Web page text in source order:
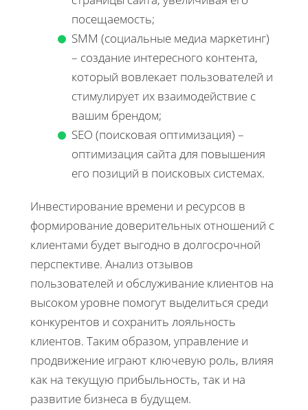
посещаемость;
SMM (социальные медиа маркетинг)
– создание интересного контента,
который вовлекает пользователей и
стимулирует их взаимодействие с
вашим брендом;
SEO (поисковая оптимизация) –
оптимизация сайта для повышения
его позиций в поисковых системах.
Инвестирование времени и ресурсов в
формирование доверительных отношений с
клиентами будет выгодно в долгосрочной
перспективе. Анализ отзывов
пользователей и обслуживание клиентов на
высоком уровне помогут выделиться среди
конкурентов и сохранить лояльность
клиентов. Таким образом, управление и
продвижение играют ключевую роль, влияя
как на текущую прибыльность, так и на
развитие бизнеса в будущем.